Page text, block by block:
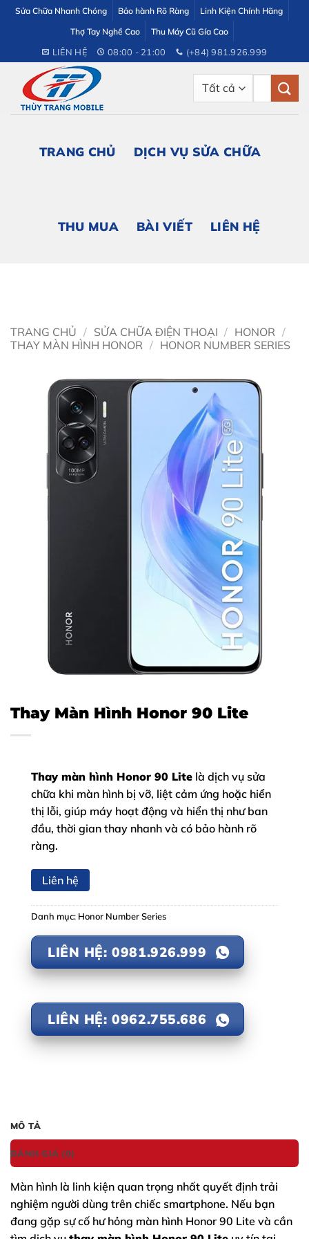
dung
Sửa Chữa Nhanh Chóng Bảo hành Rõ Ràng
Linh Kiện Chính Hãng
Thợ Tay Nghề Cao
Thu Máy Cũ Gía Cao
LIÊN HỆ 08:00 - 21:00 (+84) 981.926.999
TRANG CHỦ DỊCH VỤ SỬA CHỮA
THU MUA BÀI VIẾT LIÊN HỆ
TRANG CHỦ / SỬA CHỮA ĐIỆN THOẠI / HONOR /
THAY MÀN HÌNH HONOR / HONOR NUMBER SERIES
Thay Màn Hình Honor 90 Lite
Thay màn hình Honor 90 Lite là dịch vụ sửa
chữa khi màn hình bị vỡ, liệt cảm ứng hoặc hiển
thị lỗi, giúp máy hoạt động và hiển thị như ban
đầu, thời gian thay nhanh và có bảo hành rõ
ràng.
Liên hệ
Danh mục: Honor Number Series
LIÊN HỆ: 0981.926.999
LIÊN HỆ: 0962.755.686
MÔ TẢ
ĐÁNH GIÁ (0)
Màn hình là linh kiện quan trọng nhất quyết định trải
nghiệm người dùng trên chiếc smartphone. Nếu bạn
đang gặp sự cố hư hỏng màn hình Honor 90 Lite và cần